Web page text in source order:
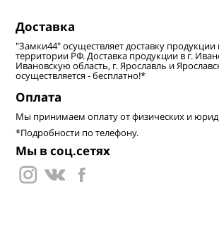
Доставка
"Замки44" осуществляет доставку продукции
территории РФ. Доставка продукции в г.
Ивановскую область, г. Ярославль и
осуществляется - бесплатно!*
Оплата
Мы принимаем оплату от физических и
*Подробности по телефону.
Мы в соц.сетях